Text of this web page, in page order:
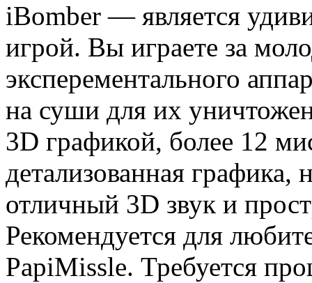
iBomber — является
игрой. Вы играете за
эксперементального
на суши для их
3D графикой, более 12
детализованная графика,
отличный 3D звук и
Рекомендуется для
PapiMissle. Требуется